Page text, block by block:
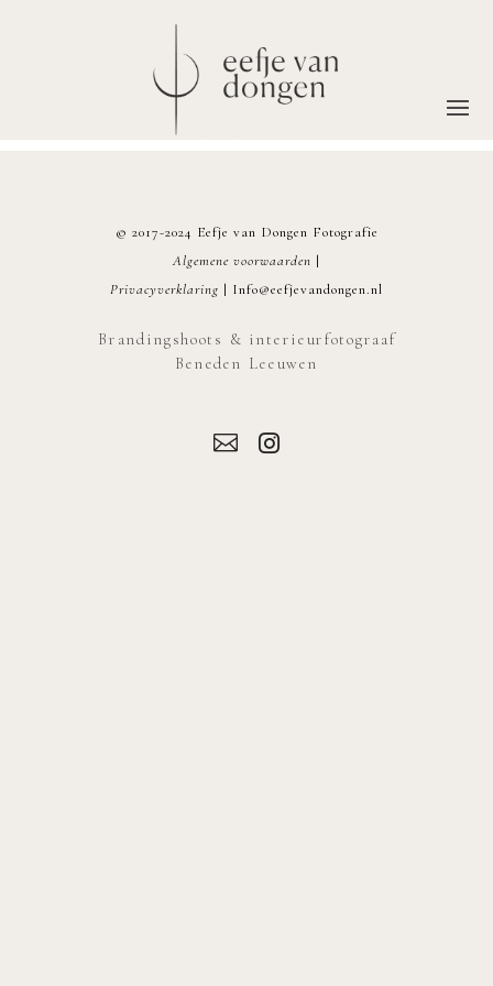
© 2017-2024 Eefje van Dongen Fotografie
Algemene voorwaarden |
Privacyverklaring | Info@eefjevandongen.nl
Brandingshoots & interieurfotograaf
Beneden Leeuwen

